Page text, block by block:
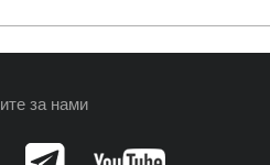
за нами